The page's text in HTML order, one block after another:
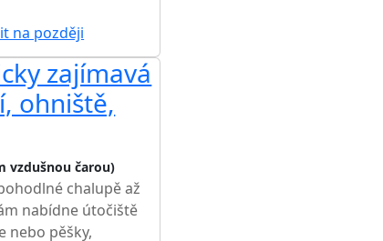
na později
zajímavá
ohniště,
vzdušnou čarou)
chalupě až
nabídne útočiště
nebo pěšky,